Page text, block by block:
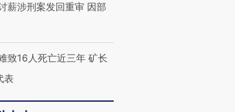
薪涉刑案发回重审 因部
致16人死亡近三年 矿长
表